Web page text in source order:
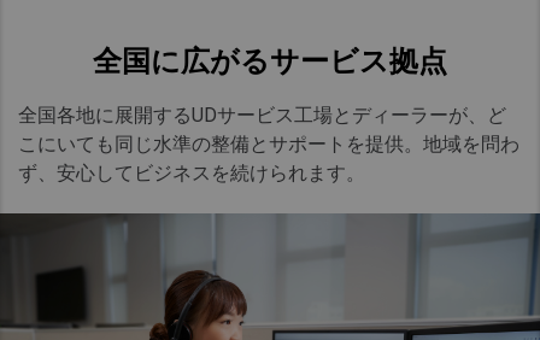
全国に広がるサービス拠点​
全国各地に展開するUDサービス工場とディーラーが、ど
こにいても同じ水準の整備とサポートを提供。地域を問わ
ず、安心してビジネスを続けられます。